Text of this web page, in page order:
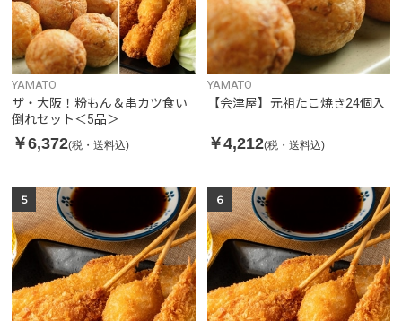
YAMATO
ザ・大阪！粉もん＆串カツ食い
倒れセット＜5品＞
￥6,372(税・送料込)
YAMATO
【会津屋】元祖たこ焼き24個入
￥4,212(税・送料込)
5 6